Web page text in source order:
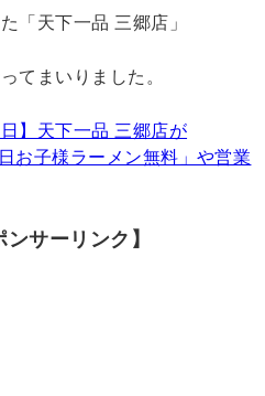
「天下一品 三郷店」
てまいりました。
日】天下一品 三郷店が
お子様ラーメン無料」や営業
ンサーリンク】